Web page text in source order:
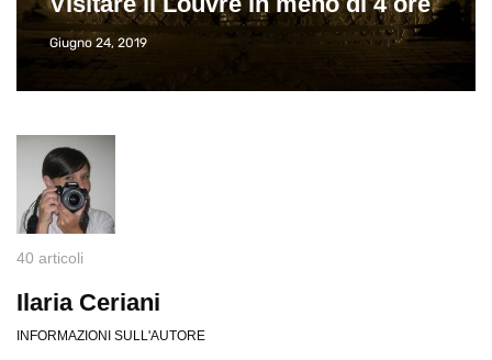
Giugno 24, 2019
40 articoli
Ilaria Ceriani
INFORMAZIONI SULL'AUTORE